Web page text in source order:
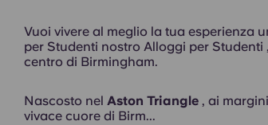
Esterno
Vuoi vivere al meglio la tua esperienza
per Studenti nostro Alloggi per
centro di Birmingham.
Nascosto nel Aston Triangle , ai
vivace cuore di Birm...